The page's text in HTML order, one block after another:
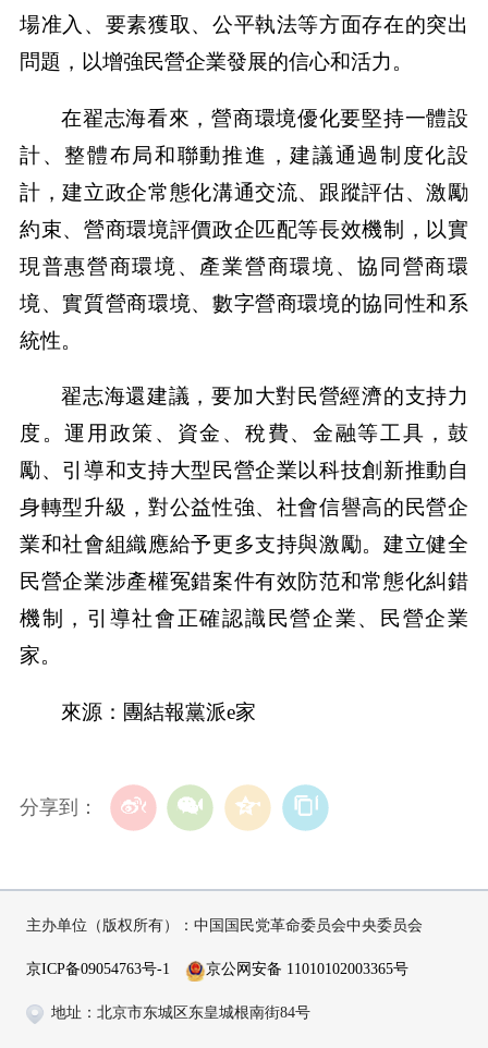
場准入、要素獲取、公平執法等方面存在的突出
問題，以增強民營企業發展的信心和活力。
在翟志海看來，營商環境優化要堅持一體設
計、整體布局和聯動推進，建議通過制度化設
計，建立政企常態化溝通交流、跟蹤評估、激勵
約束、營商環境評價政企匹配等長效機制，以實
現普惠營商環境、產業營商環境、協同營商環
境、實質營商環境、數字營商環境的協同性和系
統性。
翟志海還建議，要加大對民營經濟的支持力
度。運用政策、資金、稅費、金融等工具，鼓
勵、引導和支持大型民營企業以科技創新推動自
身轉型升級，對公益性強、社會信譽高的民營企
業和社會組織應給予更多支持與激勵。建立健全
民營企業涉產權冤錯案件有效防范和常態化糾錯
機制，引導社會正確認識民營企業、民營企業
家。
來源：團結報黨派e家
分享到：
主办单位（版权所有）：中国国民党革命委员会中央委员会
京ICP备09054763号-1 京公网安备 11010102003365号
地址：北京市东城区东皇城根南街84号